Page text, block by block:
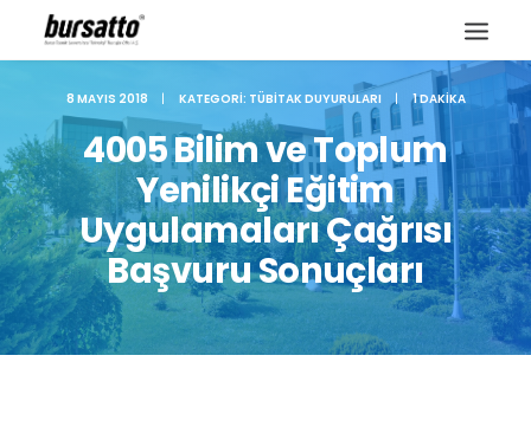
8 MAYIS 2018 | KATEGORI: TÜBITAK DUYURULARI | 1 DAKIKA
4005 Bilim ve Toplum
Yenilikçi Eğitim
Uygulamaları Çağrısı
Başvuru Sonuçları